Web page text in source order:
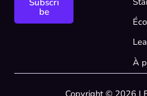
m
*
Subscri
be
À